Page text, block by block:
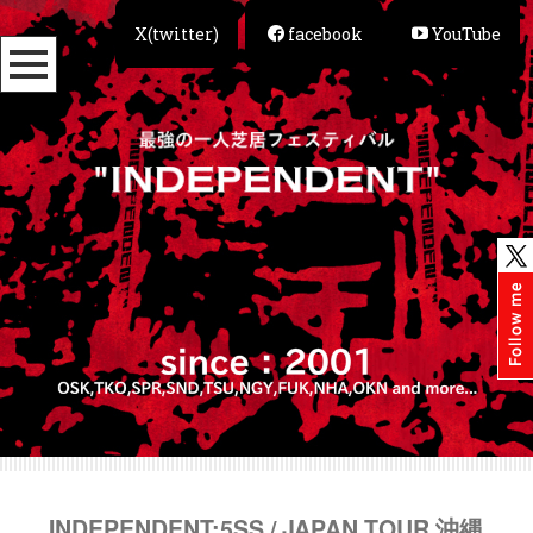
X(twitter) facebook YouTube